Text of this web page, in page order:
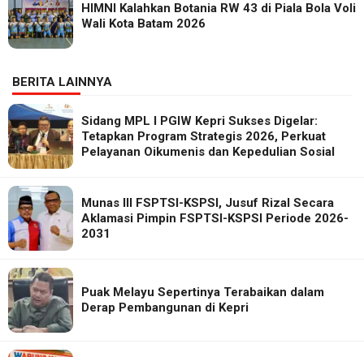
HIMNI Kalahkan Botania RW 43 di Piala Bola Voli
Wali Kota Batam 2026
BERITA LAINNYA
Sidang MPL I PGIW Kepri Sukses Digelar:
Tetapkan Program Strategis 2026, Perkuat
Pelayanan Oikumenis dan Kepedulian Sosial
Munas III FSPTSI-KSPSI, Jusuf Rizal Secara
Aklamasi Pimpin FSPTSI-KSPSI Periode 2026-
2031
Puak Melayu Sepertinya Terabaikan dalam
Derap Pembangunan di Kepri